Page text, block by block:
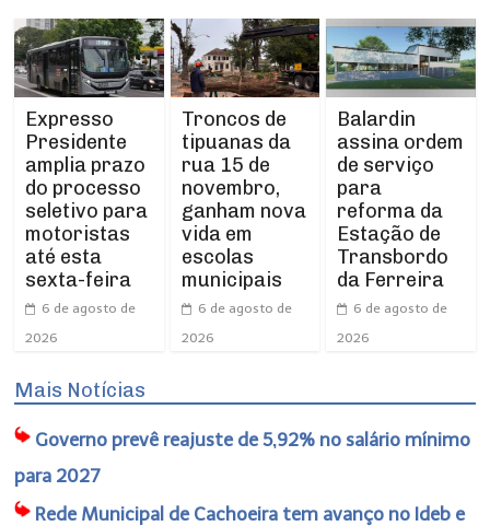
Expresso
Presidente
amplia prazo
do processo
seletivo para
motoristas
até esta
sexta-feira
6 de agosto de
2026
Troncos de
tipuanas da
rua 15 de
novembro,
ganham nova
vida em
escolas
municipais
6 de agosto de
2026
Balardin
assina ordem
de serviço
para
reforma da
Estação de
Transbordo
da Ferreira
6 de agosto de
2026
Mais Notícias
Governo prevê reajuste de 5,92% no salário mínimo
para 2027
Rede Municipal de Cachoeira tem avanço no Ideb e